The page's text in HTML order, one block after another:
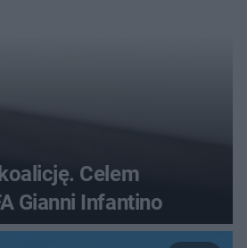
Celem
Gianni Infantino